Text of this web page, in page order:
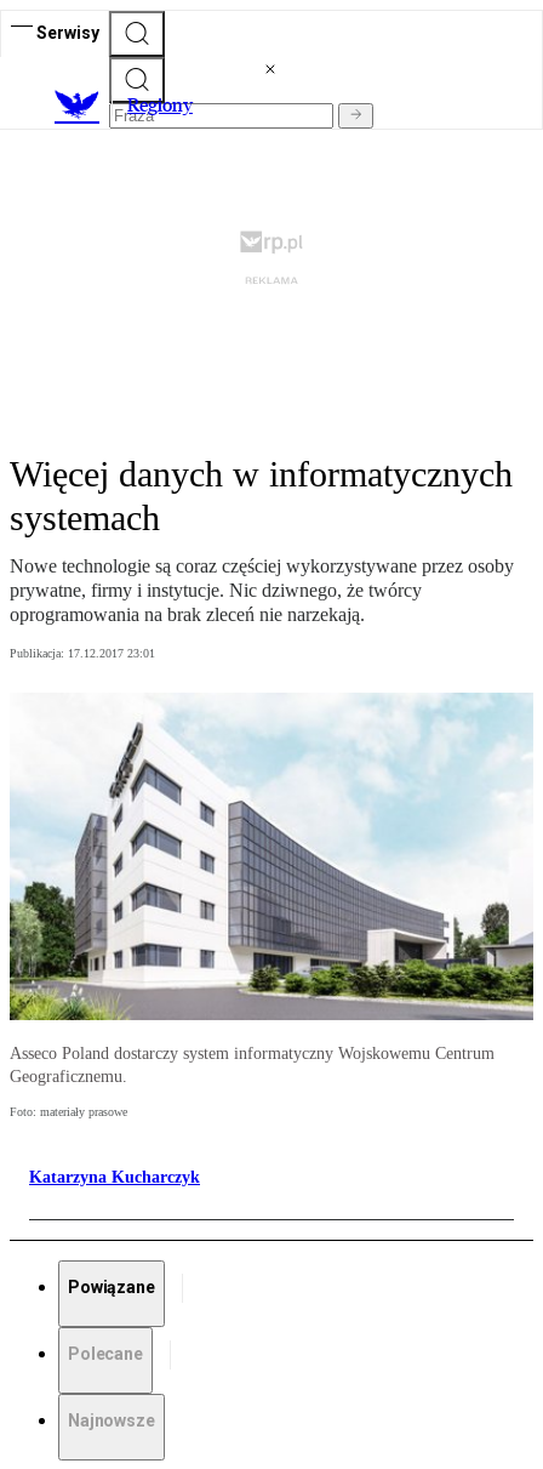
Serwisy
Regiony
Więcej danych w informatycznych
systemach
Nowe technologie są coraz częściej wykorzystywane przez osoby
prywatne, firmy i instytucje. Nic dziwnego, że twórcy
oprogramowania na brak zleceń nie narzekają.
Publikacja: 17.12.2017 23:01
Asseco Poland dostarczy system informatyczny Wojskowemu Centrum
Geograficznemu.
Foto: materiały prasowe
Katarzyna Kucharczyk
Powiązane
Polecane
Najnowsze